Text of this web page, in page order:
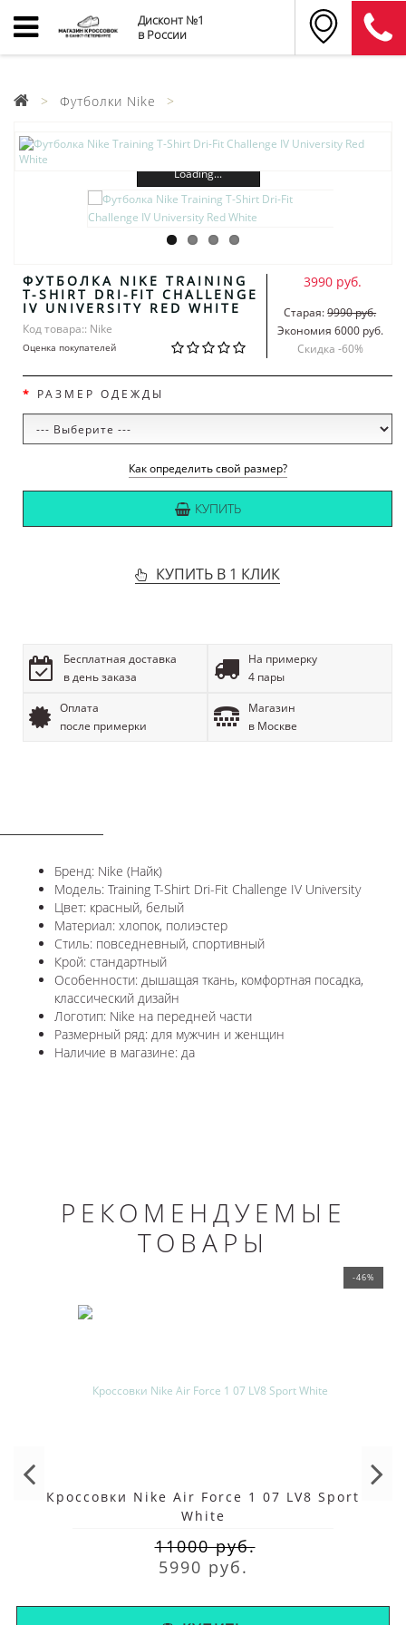
Дисконт №1
в России
Футболки Nike
Loading...
ФУТБОЛКА NIKE TRAINING
T-SHIRT DRI-FIT CHALLENGE
IV UNIVERSITY RED WHITE
Код товара:: Nike
Оценка покупателей
3990 руб.
Старая:9990 руб.
Экономия 6000 руб.
Скидка -60%
РАЗМЕР ОДЕЖДЫ
Как определить свой размер?
КУПИТЬ
КУПИТЬ В 1 КЛИК
Бесплатная доставка
в день заказа
На примерку
4 пары
Оплата
после примерки
Магазин
в Москве
Бренд: Nike (Найк)
Модель: Training T-Shirt Dri-Fit Challenge IV University
Цвет: красный, белый
Материал: хлопок, полиэстер
Стиль: повседневный, спортивный
Крой: стандартный
Особенности: дышащая ткань, комфортная посадка,
классический дизайн
Логотип: Nike на передней части
Размерный ряд: для мужчин и женщин
Наличие в магазине: да
РЕКОМЕНДУЕМЫЕ
ТОВАРЫ
-46%
Кроссовки Nike Air Force 1 07 LV8 Sport
White
11000 руб.
5990 руб.